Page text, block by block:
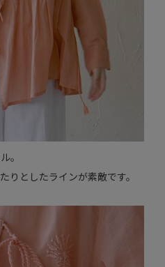
。
りとしたラインが素敵です。